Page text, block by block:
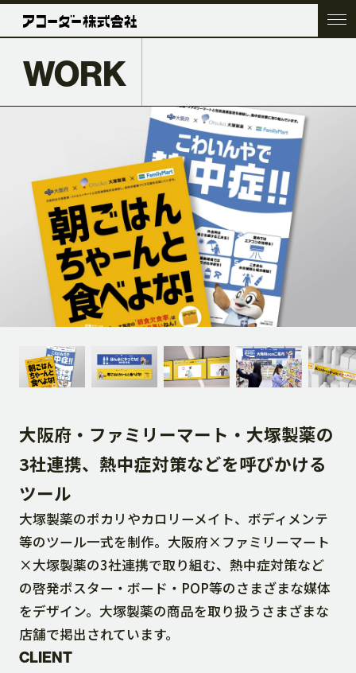
TOP
SERVICE
WORK
ACC BLOG
DOWNLOAD
CONTACT
RECRUIT SITE
WORK
大阪府・ファミリーマート・大塚製薬の
3社連携、熱中症対策などを呼びかける
ツール
大塚製薬のポカリやカロリーメイト、ボディメンテ
等のツール一式を制作。大阪府×ファミリーマート
×大塚製薬の3社連携で取り組む、熱中症対策など
の啓発ポスター・ボード・POP等のさまざまな媒体
をデザイン。大塚製薬の商品を取り扱うさまざまな
店舗で掲出されています。
CLIENT